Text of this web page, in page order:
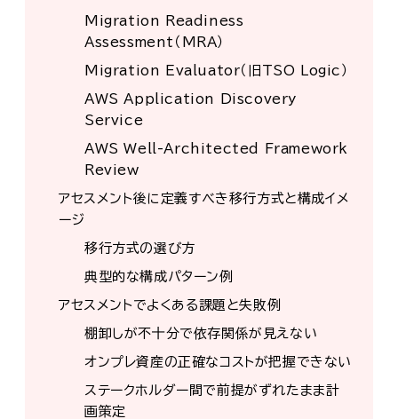
Migration Readiness
Assessment（MRA）
Migration Evaluator（旧TSO Logic）
AWS Application Discovery
Service
AWS Well-Architected Framework
Review
アセスメント後に定義すべき移行方式と構成イメ
ージ
移行方式の選び方
典型的な構成パターン例
アセスメントでよくある課題と失敗例
棚卸しが不十分で依存関係が見えない
オンプレ資産の正確なコストが把握できない
ステークホルダー間で前提がずれたまま計
画策定